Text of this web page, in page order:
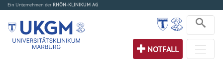
Ein Unternehmen der RHÖN-KLINIKUM AG
NOTFALL